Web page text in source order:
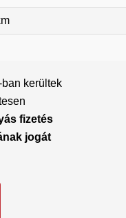
kerültek
fizetés
jogát